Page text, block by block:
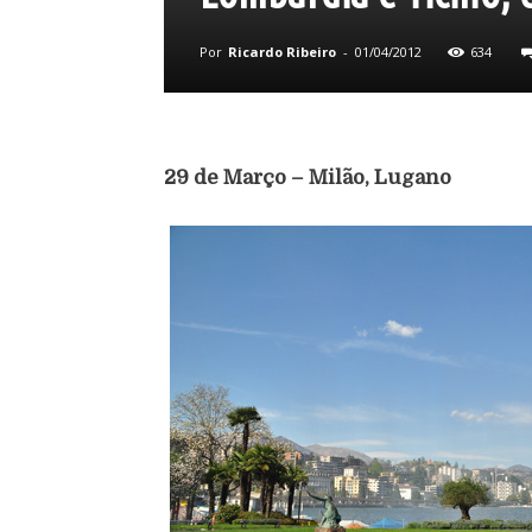
Por Ricardo Ribeiro - 01/04/2012 634
29 de Março – Milão, Lugano